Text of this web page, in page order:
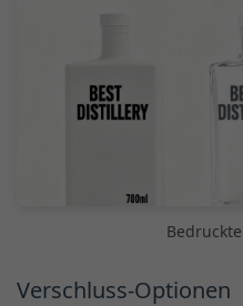
Verschluss-Optionen